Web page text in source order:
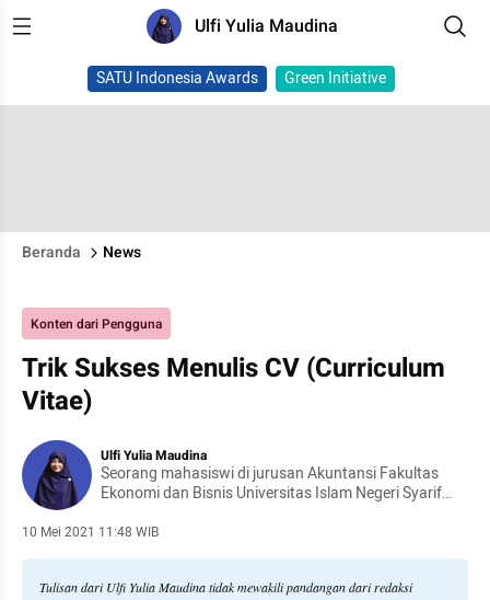
Ulfi Yulia Maudina
SATU Indonesia Awards Green Initiative
Beranda News
Konten dari Pengguna
Trik Sukses Menulis CV (Curriculum
Vitae)
Ulfi Yulia Maudina
Seorang mahasiswi di jurusan Akuntansi Fakultas
Ekonomi dan Bisnis Universitas Islam Negeri Syarif
10 Mei 2021 11:48 WIB
Tulisan dari Ulfi Yulia Maudina tidak mewakili pandangan dari redaksi